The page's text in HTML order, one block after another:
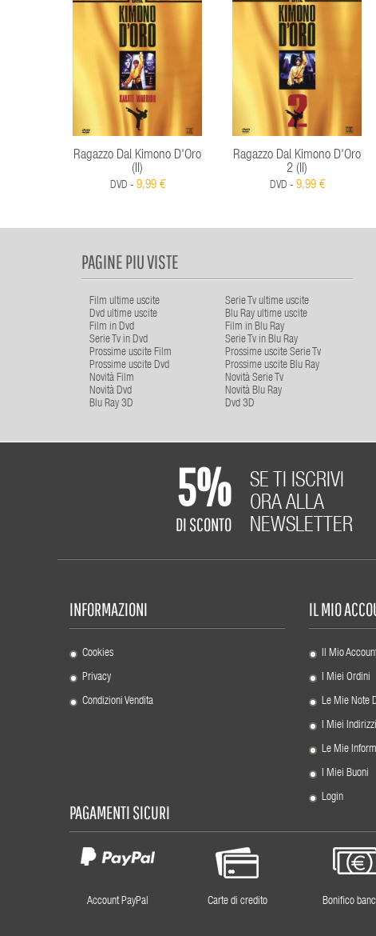
Ragazzo Dal Kimono D'Oro
(Il)
DVD - 9,99 €
Ragazzo Dal Kimono D'Oro
2 (Il)
DVD - 9,99 €
PAGINE PIU VISTE
Film ultime uscite
Serie Tv ultime uscite
Dvd ultime uscite
Blu Ray ultime uscite
Film in Dvd
Film in Blu Ray
Serie Tv in Dvd
Serie Tv in Blu Ray
Prossime uscite Film
Prossime uscite Serie Tv
Prossime uscite Dvd
Prossime uscite Blu Ray
Novità Film
Novità Serie Tv
Novità Dvd
Novità Blu Ray
Blu Ray 3D
Dvd 3D
5%
DI SCONTO
SE TI ISCRIVI
ORA ALLA
NEWSLETTER
INFORMAZIONI
Cookies
Privacy
Condizioni Vendita
IL MIO
Il Mio
I Miei Ordini
Le Mie Note
I Miei Indirizzi
Le Mie
I Miei Buoni
Login
PAGAMENTI SICURI
Account PayPal Carte di credito Bonifico